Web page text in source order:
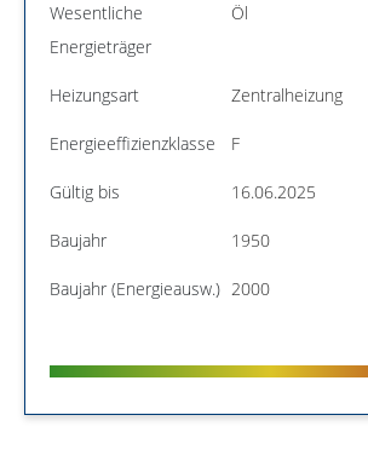
Wesentliche
Energieträger
Öl
Heizungsart Zentralheizung
Energieeffizienzklasse F
Gültig bis 16.06.2025
Baujahr 1950
Baujahr (Energieausw.) 2000